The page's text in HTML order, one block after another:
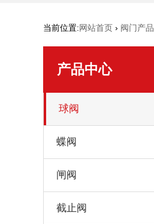
当前位置:网站首页 › 阀门产品
产品中心
球阀
蝶阀
闸阀
截止阀